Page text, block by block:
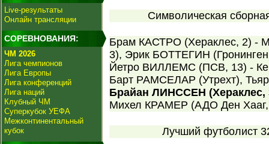
Live-результаты
Онлайн трансляции
СОРЕВНОВАНИЯ:
ЧМ 2026
Лига чемпионов
Лига Европы
Лига конференций
Лига наций
Клубный ЧМ
Суперкубок УЕФА
Межконтинентальный
кубок
Символическая
Брам КАСТРО (Хераклес, 2)
3), Эрик БОТТЕГИН
Йетро ВИЛЛЕМС (ПСВ, 13) -
Барт РАМСЕЛАР (Утрехт),
Брайан ЛИНССЕН (Хераклес,
Михел КРАМЕР (АДО Ден
Лучший футболист